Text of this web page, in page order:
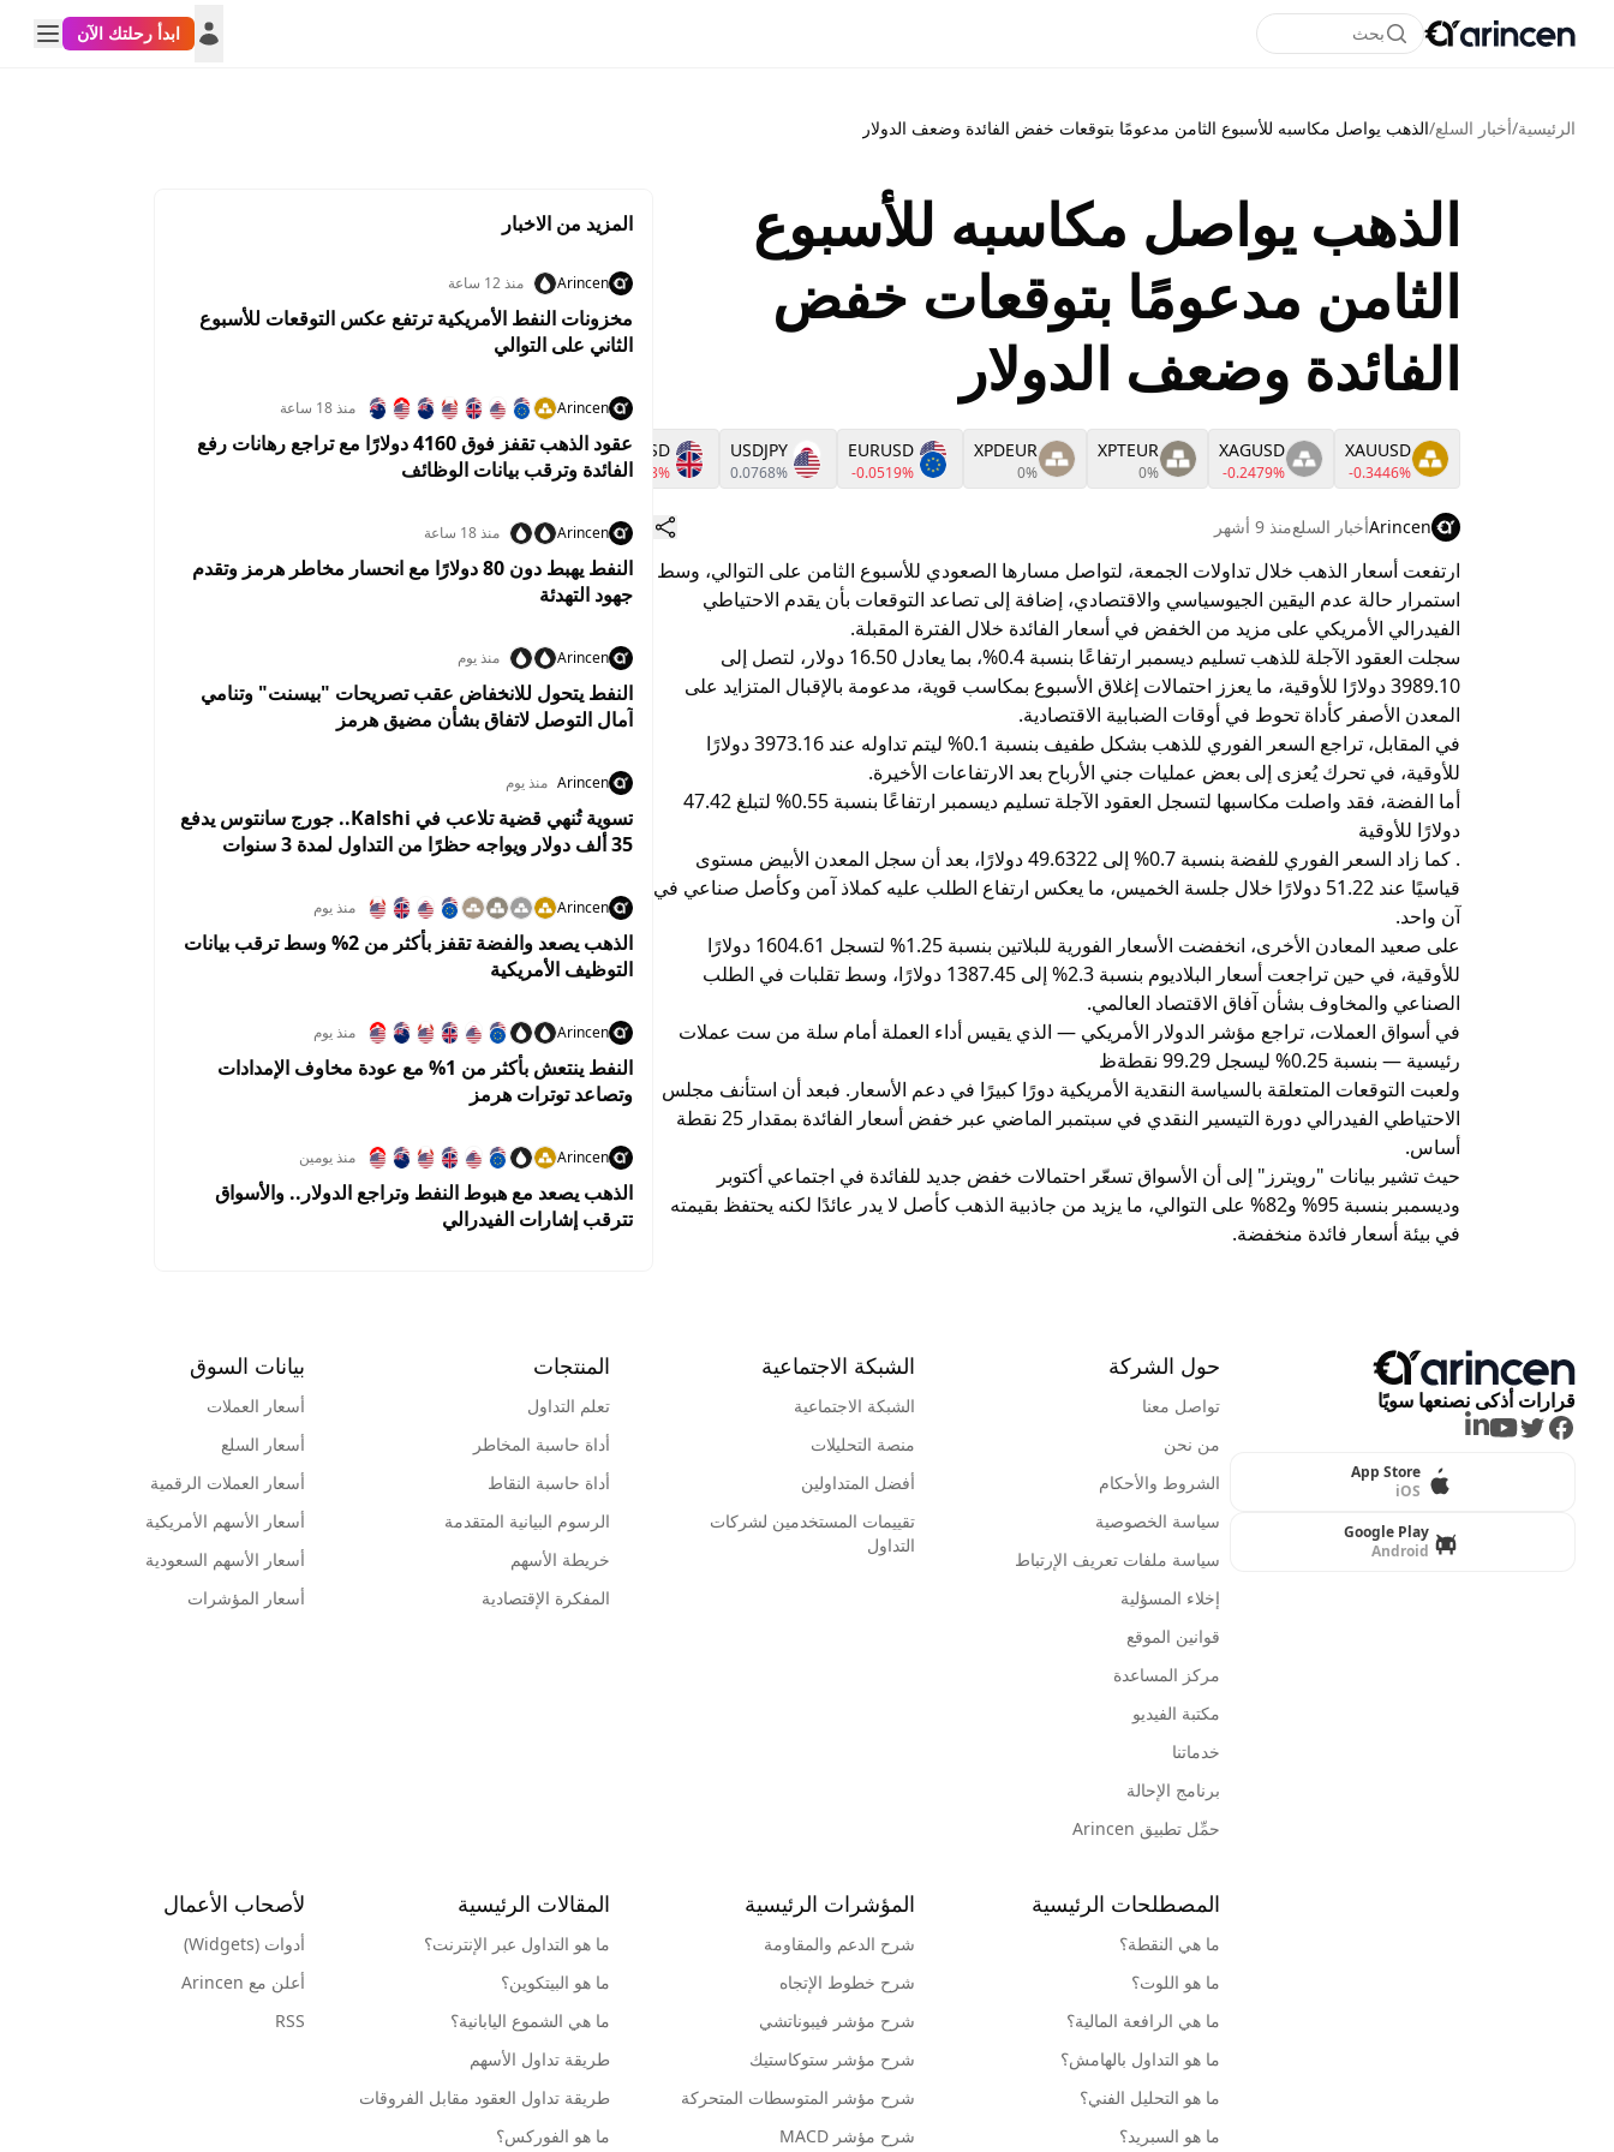
بحث ابدأ رحلتك الآن
الرئيسية/أخبار السلع/الذهب يواصل مكاسبه للأسبوع الثامن مدعومًا بتوقعات خفض الفائدة وضعف الدولار
الذهب يواصل مكاسبه للأسبوع
الثامن مدعومًا بتوقعات خفض
الفائدة وضعف الدولار
XAUUSD
-0.3446%
XAGUSD
-0.2479%
XPTEUR
0%
XPDEUR
0%
EURUSD
-0.0519%
USDJPY
0.0768%
GBPUSD
-0.0653%
USDCAD
0.0225%
NZDUSD
-0.0425%
USDCHF
Arincenأخبار السلعمنذ 9 أشهر
ارتفعت أسعار الذهب خلال تداولات الجمعة، لتواصل مسارها الصعودي للأسبوع الثامن على التوالي، وسط
استمرار حالة عدم اليقين الجيوسياسي والاقتصادي، إضافة إلى تصاعد التوقعات بأن يقدم الاحتياطي
الفيدرالي الأمريكي على مزيد من الخفض في أسعار الفائدة خلال الفترة المقبلة.
سجلت العقود الآجلة للذهب تسليم ديسمبر ارتفاعًا بنسبة 0.4%، بما يعادل 16.50 دولار، لتصل إلى
3989.10 دولارًا للأوقية، ما يعزز احتمالات إغلاق الأسبوع بمكاسب قوية، مدعومة بالإقبال المتزايد على
المعدن الأصفر كأداة تحوط في أوقات الضبابية الاقتصادية.
في المقابل، تراجع السعر الفوري للذهب بشكل طفيف بنسبة 0.1% ليتم تداوله عند 3973.16 دولارًا
للأوقية، في تحرك يُعزى إلى بعض عمليات جني الأرباح بعد الارتفاعات الأخيرة.
أما الفضة، فقد واصلت مكاسبها لتسجل العقود الآجلة تسليم ديسمبر ارتفاعًا بنسبة 0.55% لتبلغ 47.42
دولارًا للأوقية
. كما زاد السعر الفوري للفضة بنسبة 0.7% إلى 49.6322 دولارًا، بعد أن سجل المعدن الأبيض مستوى
قياسيًا عند 51.22 دولارًا خلال جلسة الخميس، ما يعكس ارتفاع الطلب عليه كملاذ آمن وكأصل صناعي في
آن واحد.
على صعيد المعادن الأخرى، انخفضت الأسعار الفورية للبلاتين بنسبة 1.25% لتسجل 1604.61 دولارًا
للأوقية، في حين تراجعت أسعار البلاديوم بنسبة 2.3% إلى 1387.45 دولارًا، وسط تقلبات في الطلب
الصناعي والمخاوف بشأن آفاق الاقتصاد العالمي.
في أسواق العملات، تراجع مؤشر الدولار الأمريكي — الذي يقيس أداء العملة أمام سلة من ست عملات
رئيسية — بنسبة 0.25% ليسجل 99.29 نقطةظ
ولعبت التوقعات المتعلقة بالسياسة النقدية الأمريكية دورًا كبيرًا في دعم الأسعار. فبعد أن استأنف مجلس
الاحتياطي الفيدرالي دورة التيسير النقدي في سبتمبر الماضي عبر خفض أسعار الفائدة بمقدار 25 نقطة
أساس.
حيث تشير بيانات "رويترز" إلى أن الأسواق تسعّر احتمالات خفض جديد للفائدة في اجتماعي أكتوبر
وديسمبر بنسبة 95% و82% على التوالي، ما يزيد من جاذبية الذهب كأصل لا يدر عائدًا لكنه يحتفظ بقيمته
في بيئة أسعار فائدة منخفضة.
المزيد من الاخبار
Arincen منذ 12 ساعة
مخزونات النفط الأمريكية ترتفع عكس التوقعات للأسبوع
الثاني على التوالي
Arincen منذ 18 ساعة
عقود الذهب تقفز فوق 4160 دولارًا مع تراجع رهانات رفع
الفائدة وترقب بيانات الوظائف
Arincen منذ 18 ساعة
النفط يهبط دون 80 دولارًا مع انحسار مخاطر هرمز وتقدم
جهود التهدئة
Arincen منذ يوم
النفط يتحول للانخفاض عقب تصريحات "بيسنت" وتنامي
آمال التوصل لاتفاق بشأن مضيق هرمز
Arincen منذ يوم
تسوية تُنهي قضية تلاعب في Kalshi.. جورج سانتوس يدفع
35 ألف دولار ويواجه حظرًا من التداول لمدة 3 سنوات
Arincen منذ يوم
الذهب يصعد والفضة تقفز بأكثر من 2% وسط ترقب بيانات
التوظيف الأمريكية
Arincen منذ يوم
النفط ينتعش بأكثر من 1% مع عودة مخاوف الإمدادات
وتصاعد توترات هرمز
Arincen منذ يومين
الذهب يصعد مع هبوط النفط وتراجع الدولار.. والأسواق
تترقب إشارات الفيدرالي
قرارات أذكى نصنعها سويًا
Facebook
Twitter
Youtube
LinkedIn
App Store
iOS
Google Play
Android
حول الشركة
تواصل معنا
من نحن
الشروط والأحكام
سياسة الخصوصية
سياسة ملفات تعريف الإرتباط
إخلاء المسؤلية
قوانين الموقع
مركز المساعدة
مكتبة الفيديو
خدماتنا
برنامج الإحالة
حمِّل تطبيق Arincen
الشبكة الاجتماعية
الشبكة الاجتماعية
منصة التحليلات
أفضل المتداولين
تقييمات المستخدمين لشركات
التداول
المنتجات
تعلم التداول
أداة حاسبة المخاطر
أداة حاسبة النقاط
الرسوم البيانية المتقدمة
خريطة الأسهم
المفكرة الإقتصادية
بيانات السوق
أسعار العملات
أسعار السلع
أسعار العملات الرقمية
أسعار الأسهم الأمريكية
أسعار الأسهم السعودية
أسعار المؤشرات
المصطلحات الرئيسية
ما هي النقطة؟
ما هو اللوت؟
ما هي الرافعة المالية؟
ما هو التداول بالهامش؟
ما هو التحليل الفني؟
ما هو السبريد؟
المؤشرات الرئيسية
شرح الدعم والمقاومة
شرح خطوط الإتجاه
شرح مؤشر فيبوناتشي
شرح مؤشر ستوكاستيك
شرح مؤشر المتوسطات المتحركة
شرح مؤشر MACD
المقالات الرئيسية
ما هو التداول عبر الإنترنت؟
ما هو البيتكوين؟
ما هي الشموع اليابانية؟
طريقة تداول الأسهم
طريقة تداول العقود مقابل الفروقات
ما هو الفوركس؟
لأصحاب الأعمال
أدوات (Widgets)
أعلن مع Arincen
RSS